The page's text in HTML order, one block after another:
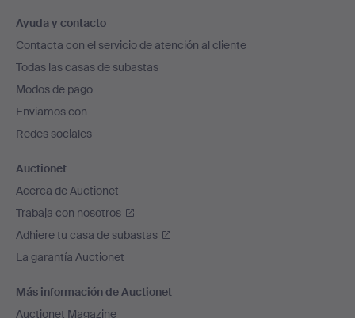
en
el
pie
de
página
Ayuda y contacto
Contacta con el servicio de atención al cliente
Todas las casas de subastas
Modos de pago
Enviamos con
Redes sociales
Auctionet
Acerca de Auctionet
Trabaja con nosotros
Adhiere tu casa de subastas
La garantía Auctionet
Más información de Auctionet
Auctionet Magazine